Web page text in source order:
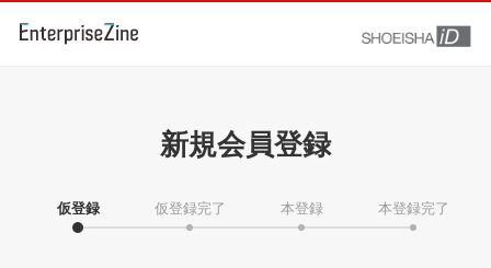
新規会員登録
仮登録 仮登録完了 本登録 本登録完了